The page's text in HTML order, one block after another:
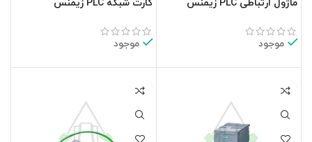
ماژول ارتباطی PLC زیمنس
موجود
کارت شبکه PLC زیمنس
موجود